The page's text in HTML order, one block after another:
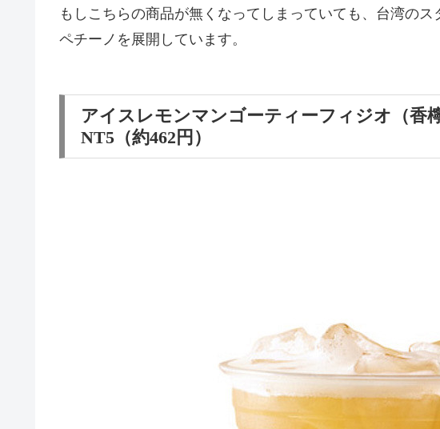
もしこちらの商品が無くなってしまっていても、台湾の
ペチーノを展開しています。
アイスレモンマンゴーティーフィジオ（香
NT5（約462円）